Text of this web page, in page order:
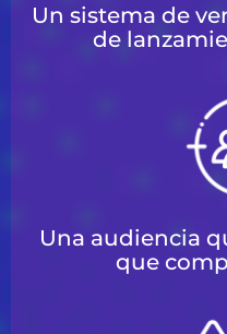
Un sistema de
de
Una audiencia
que